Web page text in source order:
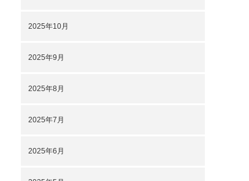
2025年10月
2025年9月
2025年8月
2025年7月
2025年6月